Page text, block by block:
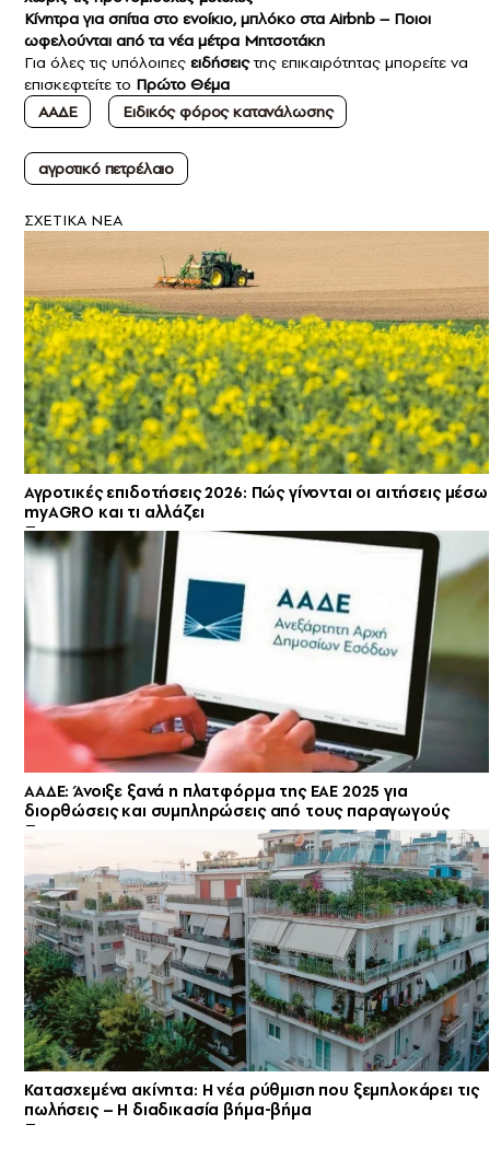
Κίνητρα για σπίτια στο ενοίκιο, μπλόκο στα Airbnb – Ποιοι
ωφελούνται από τα νέα μέτρα Μητσοτάκη
Για όλες τις υπόλοιπες ειδήσειςτης επικαιρότητας μπορείτε να
επισκεφτείτε το Πρώτο Θέμα
ΑΑΔΕ
Ειδικός φόρος κατανάλωσης
αγροτικό πετρέλαιο
ΣXETIKA NEA
Αγροτικές επιδοτήσεις 2026: Πώς γίνονται οι αιτήσεις μέσω
myAGRO και τι αλλάζει
ΑΑΔΕ: Άνοιξε ξανά η πλατφόρμα της ΕΑΕ 2025 για
διορθώσεις και συμπληρώσεις από τους παραγωγούς
Κατασχεμένα ακίνητα: Η νέα ρύθμιση που ξεμπλοκάρει τις
πωλήσεις – Η διαδικασία βήμα-βήμα